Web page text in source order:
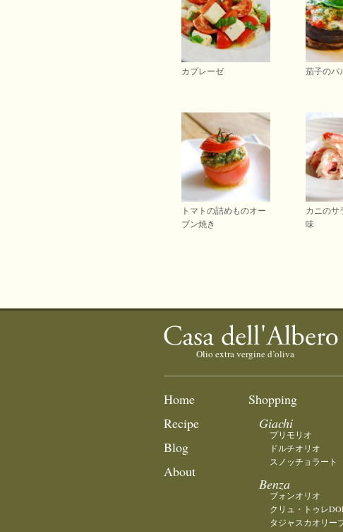
カプレーゼ 茄子のパ
トマトの詰めものオー
ブン焼き
カニのサ
味
Home
Recipe
Blog
About
Shopping
Giachi
プリモリオ
ドルチオリオ
スノッチョラート
Benza
ブォンオリオ
クリュ・トゥレ
タジャスカオリー